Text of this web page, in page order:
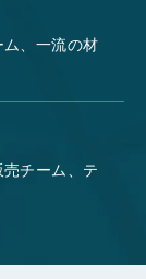
、一流の材
チーム、テ